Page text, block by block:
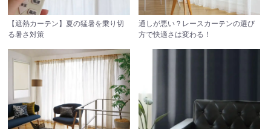
【遮熱カーテン】夏の猛暑を乗り切
る暑さ対策
通しが悪い？レースカーテンの選び
方で快適さは変わる！